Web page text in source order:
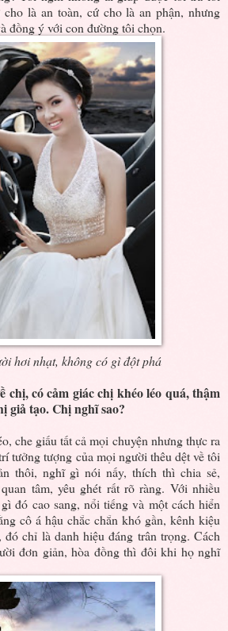
là an toàn, cứ cho là an phận, nhưng
đồng ý với con đường tôi chọn.
hơi nhạt, không có gì đột phá
chị, có cảm giác chị khéo léo quá, thậm
giả tạo. Chị nghĩ sao?
che giấu tất cả mọi chuyện nhưng thực ra
tưởng tượng của mọi người thêu dệt về tôi
thôi, nghĩ gì nói nấy, thích thì chia sẻ,
tâm, yêu ghét rất rõ ràng. Với nhiều
đó cao sang, nổi tiếng và một cách hiển
cô á hậu chắc chắn khó gần, kênh kiệu
chỉ là danh hiệu đáng trân trọng. Cách
đơn giản, hòa đồng thì đôi khi họ nghĩ